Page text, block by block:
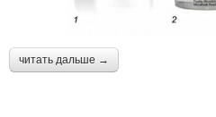
читать дальше →